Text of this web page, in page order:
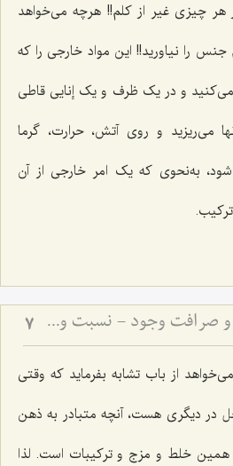
هر چیزى غیر از کلم!! هرچه می‌خواهد
را نیاورید!! این مواد خارجى را که
می‌کنید و در یک ظرف و یک إنایی قاطى
مى‌ریزید و روى آتش، حرارت، گرما
به‌نحوی که یک امر خارجى از آن
لازمه قول به بساطت و صرافت وجود - نسبت وجود بسیط با تعینات و عالم کثرت 7
مى‌خواهد از باب تشابه بفرماید که وقتى
در دیگرى هست، آنچه متبادر به ذهن
خلط و مزج و ترکیبات است. لذا